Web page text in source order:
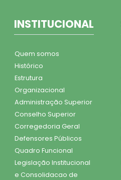
INSTITUCIONAL
Quem somos
Histórico
Estrutura
Organizacional
Administração Superior
Conselho Superior
Corregedoria Geral
Defensores Públicos
Quadro Funcional
Legislação Institucional
e Consolidacao de